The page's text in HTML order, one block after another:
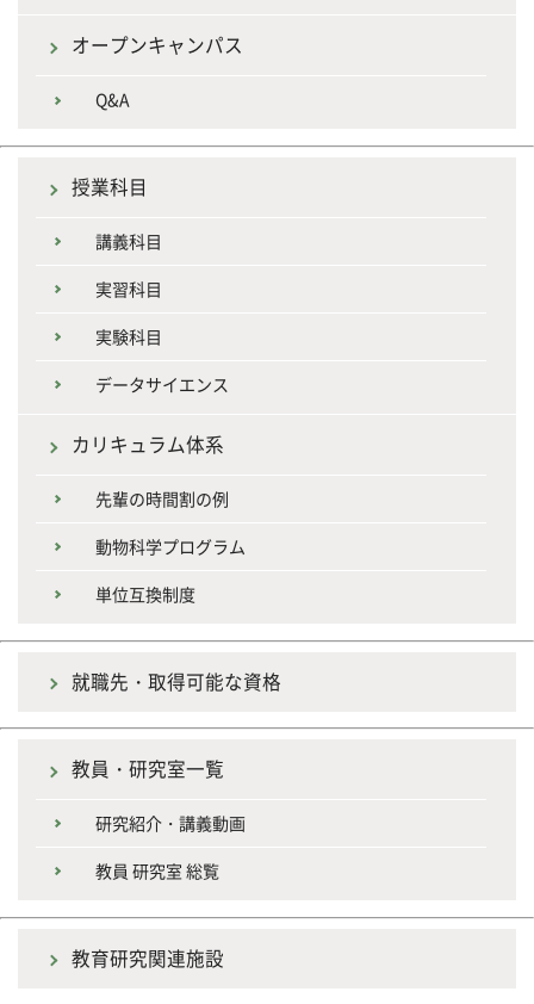
オープンキャンパス
Q&A
授業科目
講義科目
実習科目
実験科目
データサイエンス
カリキュラム体系
先輩の時間割の例
動物科学プログラム
単位互換制度
就職先・取得可能な資格
教員・研究室一覧
研究紹介・講義動画
教員 研究室 総覧
教育研究関連施設